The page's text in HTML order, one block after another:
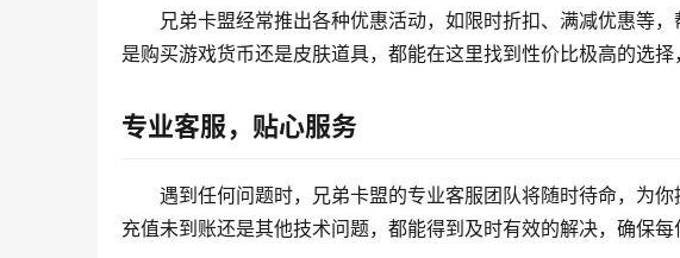
兄弟卡盟经常推出各种优惠活动，如限时折扣、满减优惠等
是购买游戏货币还是皮肤道具，都能在这里找到性价比极高的选择
专业客服，贴心服务
遇到任何问题时，兄弟卡盟的专业客服团队将随时待命，为
充值未到账还是其他技术问题，都能得到及时有效的解决，确保每